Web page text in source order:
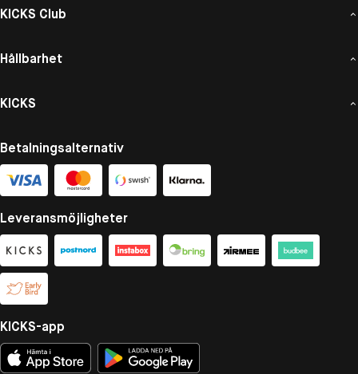
KICKS Club
Hållbarhet
KICKS
Betalningsalternativ
Leveransmöjligheter
KICKS-app